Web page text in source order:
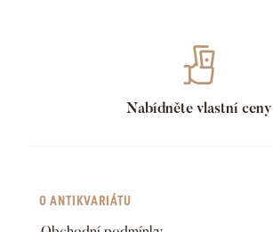
Nabídněte vlastní ceny
O ANTIKVARIÁTU